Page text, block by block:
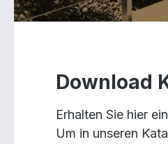
Download
Erhalten Sie hier
Um in unseren